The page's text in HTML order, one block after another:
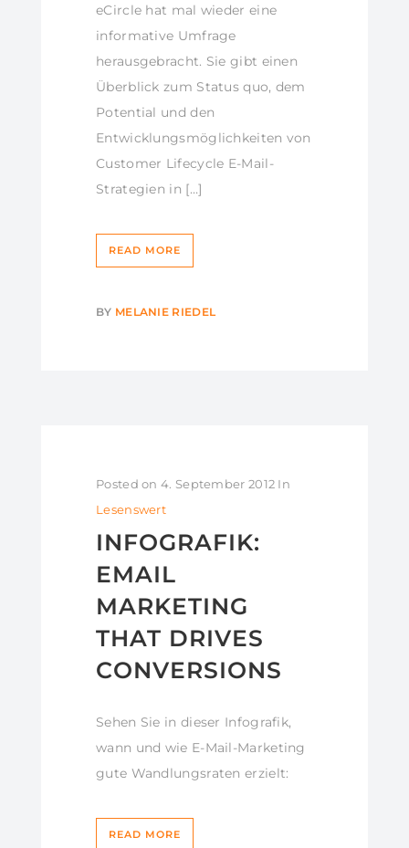
eCircle hat mal wieder eine
informative Umfrage
herausgebracht. Sie gibt einen
Überblick zum Status quo, dem
Potential und den
Entwicklungsmöglichkeiten von
Customer Lifecycle E-Mail-
Strategien in […]
READ MORE
BY MELANIE RIEDEL
Posted on 4. September 2012 In
Lesenswert
INFOGRAFIK:
EMAIL
MARKETING
THAT DRIVES
CONVERSIONS
Sehen Sie in dieser Infografik,
wann und wie E-Mail-Marketing
gute Wandlungsraten erzielt:
READ MORE